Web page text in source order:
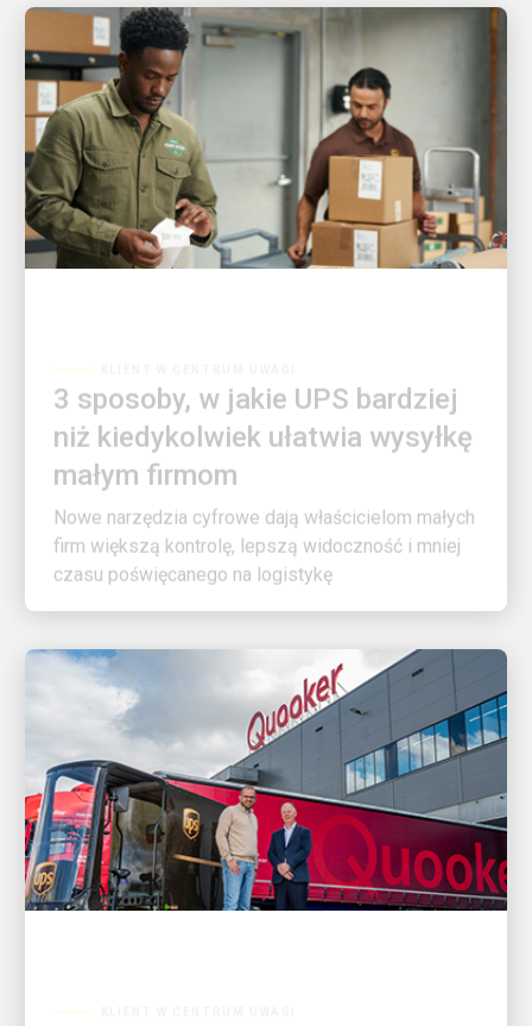
niż kiedykolwiek ułatwia wysyłkę
małym firmom
Nowe narzędzia cyfrowe dają właścicielom małych
firm większą kontrolę, lepszą widoczność i mniej
czasu poświęcanego na logistykę